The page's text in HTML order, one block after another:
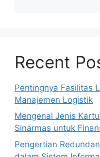
Recent
Pentingnya Fasilitas
Manajemen Logistik
Mengenal Jenis
Sinarmas untuk
Pengertian